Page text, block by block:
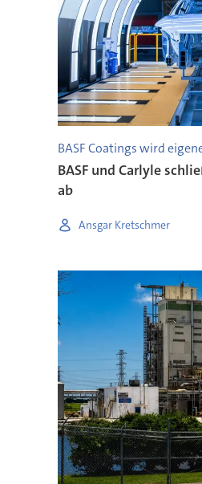
BASF Coatings wird
BASF und Carlyle
ab
Ansgar Kretschmer